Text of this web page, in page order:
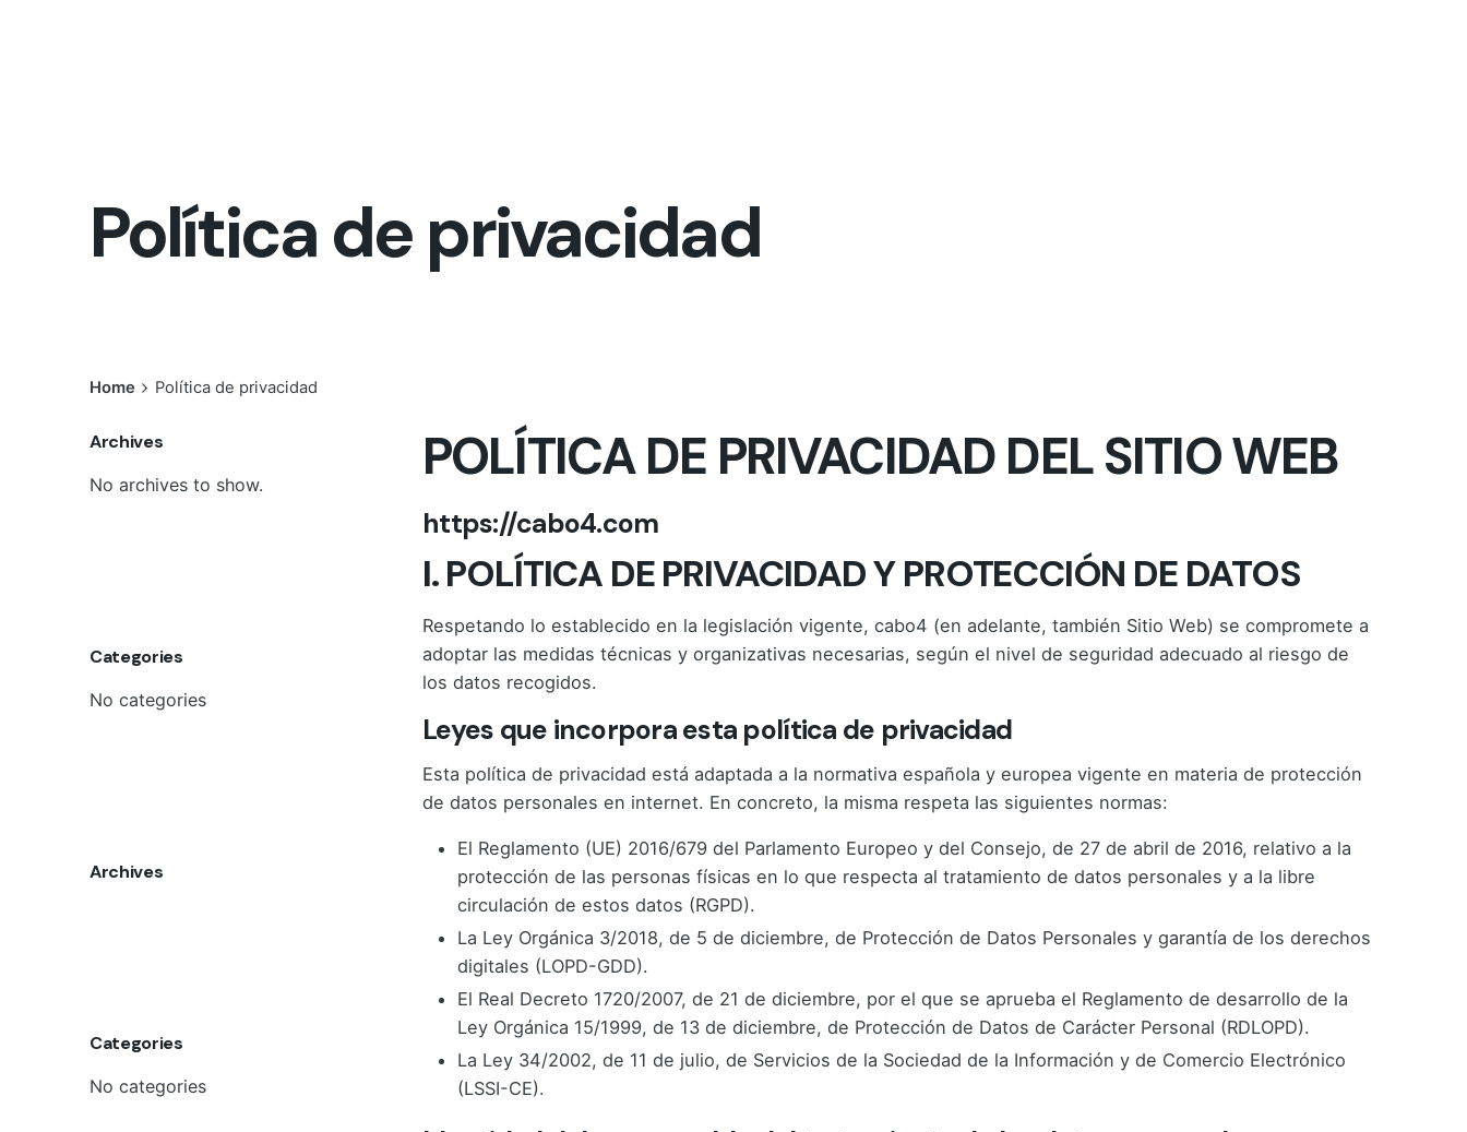
Política de privacidad
Home Política de privacidad
Archives
No archives to show.
Categories
No categories
Archives
Categories
No categories
POLÍTICA DE PRIVACIDAD DEL SITIO WEB
https://cabo4.com
I. POLÍTICA DE PRIVACIDAD Y PROTECCIÓN DE DATOS
Respetando lo establecido en la legislación vigente, cabo4 (en adelante, también Sitio Web) se compromete a
adoptar las medidas técnicas y organizativas necesarias, según el nivel de seguridad adecuado al riesgo de
los datos recogidos.
Leyes que incorpora esta política de privacidad
Esta política de privacidad está adaptada a la normativa española y europea vigente en materia de protección
de datos personales en internet. En concreto, la misma respeta las siguientes normas:
El Reglamento (UE) 2016/679 del Parlamento Europeo y del Consejo, de 27 de abril de 2016, relativo a la
protección de las personas físicas en lo que respecta al tratamiento de datos personales y a la libre
circulación de estos datos (RGPD).
La Ley Orgánica 3/2018, de 5 de diciembre, de Protección de Datos Personales y garantía de los derechos
digitales (LOPD-GDD).
El Real Decreto 1720/2007, de 21 de diciembre, por el que se aprueba el Reglamento de desarrollo de la
Ley Orgánica 15/1999, de 13 de diciembre, de Protección de Datos de Carácter Personal (RDLOPD).
La Ley 34/2002, de 11 de julio, de Servicios de la Sociedad de la Información y de Comercio Electrónico
(LSSI-CE).